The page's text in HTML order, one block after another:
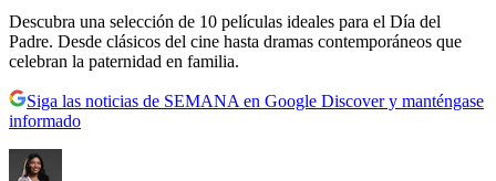
Descubra una selección de 10 películas ideales para el Día del
Padre. Desde clásicos del cine hasta dramas contemporáneos que
celebran la paternidad en familia.
Siga las noticias de SEMANA en Google Discover y manténgase
informado